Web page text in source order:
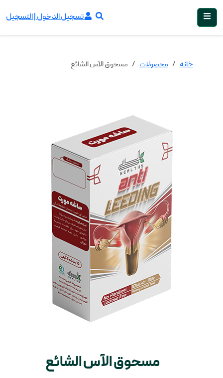
تسجيل الدخول | التسجيل
خانه محصولات مسحوق الآس الشائع
مسحوق الآس الشائع